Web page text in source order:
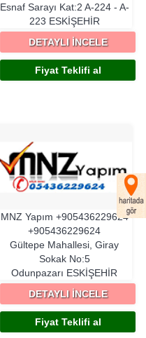
Esnaf Sarayı Kat:2 A-224 - A-
223 ESKIŞEHIR
DETAYLI İNCELE
Fiyat Teklifi al
MNZ Yapım +905436229624
+905436229624
Gültepe Mahallesi, Giray
Sokak No:5
Odunpazarı ESKIŞEHIR
DETAYLI İNCELE
Fiyat Teklifi al